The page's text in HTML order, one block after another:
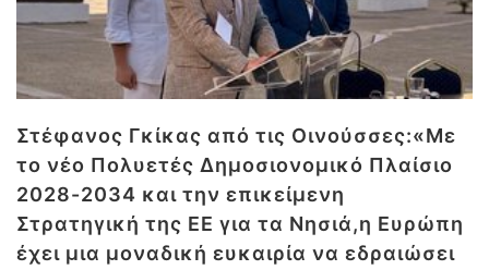
Στέφανος Γκίκας από τις Οινούσσες:«Με
το νέο Πολυετές Δημοσιονομικό Πλαίσιο
2028-2034 και την επικείμενη
Στρατηγική της ΕΕ για τα Νησιά,η Ευρώπη
έχει μια μοναδική ευκαιρία να εδραιώσει